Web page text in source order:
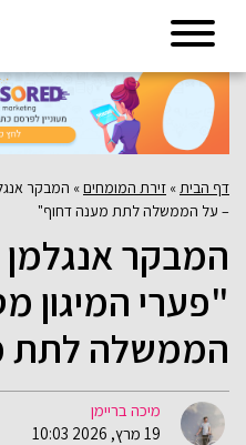
דף הבית » זירת המומחים» המבקר
– על הממשלה לתת מענה דחוף"
המבקר אנגלמן
"פערי המיגון
הממשלה לתת
מיכה בריימן
19 מרץ, 2026 10:03